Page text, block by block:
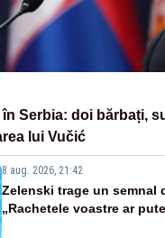
Serbia: doi bărbați,
lui Vučić
8 aug. 2026, 21:42
Zelenski trage un semnal
„Rachetele voastre ar